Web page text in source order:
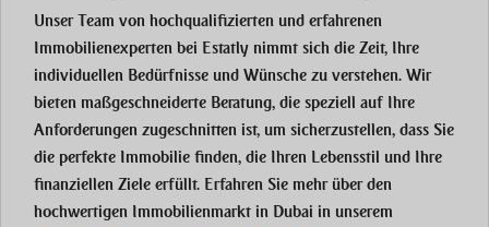
Unser Team von hochqualifizierten und erfahrenen
Immobilienexperten bei Estatly nimmt sich die Zeit, Ihre
individuellen Bedürfnisse und Wünsche zu verstehen. Wir
bieten maßgeschneiderte Beratung, die speziell auf Ihre
Anforderungen zugeschnitten ist, um sicherzustellen, dass Sie
die perfekte Immobilie finden, die Ihren Lebensstil und Ihre
finanziellen Ziele erfüllt. Erfahren Sie mehr über den
hochwertigen Immobilienmarkt in Dubai in unserem